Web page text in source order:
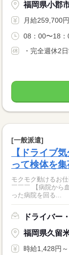
福岡県小郡
月給259,700
08：00〜18
・完全週休2
[一般派遣]
【ドライブ
って検体を集
モクモク動けるお
￣￣￣ 【病院から
った病院を回る...
ドライバー
福岡県久留
時給1,428円～